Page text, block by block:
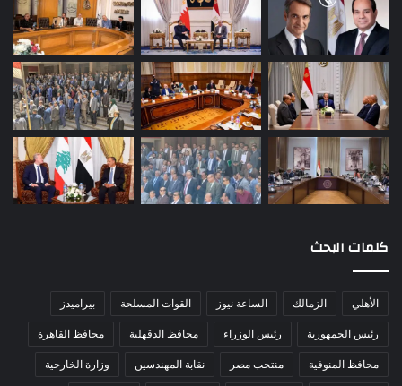
كلمات البحث
الأهلي الزمالك الساعة نيوز القوات المسلحة
بيراميدز
رئيس الجمهورية
رئيس الوزراء محافظ الدقهلية
محافظ القاهرة
محافظ المنوفية
منتخب مصر نقابة المهندسين
وزارة الخارجية